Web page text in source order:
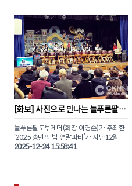
250여 명이 넘는 관객들은 한인 시니어들
의 만들어낸 깊고 따뜻한 음악을 감상하며
감동의 봄을 맞이했다.
CKN뉴스는 이날 현장을 찾아 한카 드림합
창단 단원들의 아름다운 하모니를 화보로
담았다.
[화보] 사진으로 만나는 늘푸른팔도
투게더 '2025 송년의 밤'
늘푸른팔도투게더(회장 이영순)가 주최한
‘2025 송년의 밤 연말파티’가 지난12월 20
일(토) 오후 5시, 노스욕 드루리 애비뉴에
York) 대강당에서 성대하게 마무리됐다.
2025-12-24 15:58:41